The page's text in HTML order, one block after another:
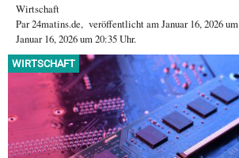
Wirtschaft
Par24matins.de, veröffentlicht amJanuar 16, 2026
Januar 16, 2026 um 20:35 Uhr.
WIRTSCHAFT